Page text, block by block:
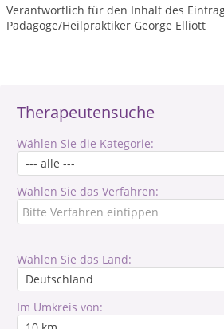
Therapeutensuche
Wählen Sie die Kategorie:
Wählen Sie das Verfahren:
Wählen Sie das Land:
Im Umkreis von:
Verantwortlich für den Inhalt des
Pädagoge/Heilpraktiker George Elliott